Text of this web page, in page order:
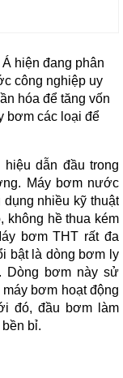
hiện đang phân
công nghiệp uy
hóa để tăng vốn
bơm các loại để
dẫn đầu trong
Máy bơm nước
nhiều kỹ thuật
không hề thua kém
bơm THT rất đa
bật là dòng bơm ly
Dòng bơm này sử
bơm hoạt động
đó, đầu bơm làm
bỉ.